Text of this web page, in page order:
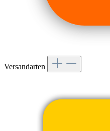
Versandarten